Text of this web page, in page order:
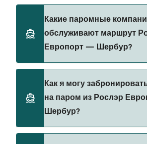
информацию через наш Поиск
Шербур может меняться в
сезона. Средняя цена парома из
Европорт в Шербур составляет
указана без учета сборов за
Какие паромные
обслуживают маршрут
Европорт — Шербур?
Рослэр Европорт в Шербур.
Как я могу
на паром из Рослэр
Шербур?